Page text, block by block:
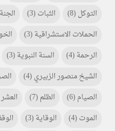
التوكل(8) الثبات(3) الجنة
الحملات الاستشراقية(3)
الرحمة(4) السنة النبوية(3)
الشيخ منصور الزبيري(4)
الصيام(6) الظلم(7)
الموت(4) الوقاية(3)